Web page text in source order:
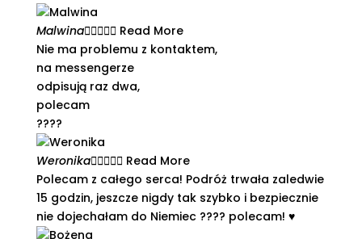
Malwina Read More
Nie ma problemu z kontaktem,
na messengerze
odpisują raz dwa,
polecam
????
Weronika Read More
Polecam z całego serca! Podróż trwała zaledwie
15 godzin, jeszcze nigdy tak szybko i bezpiecznie
nie dojechałam do Niemiec ???? polecam! ♥️